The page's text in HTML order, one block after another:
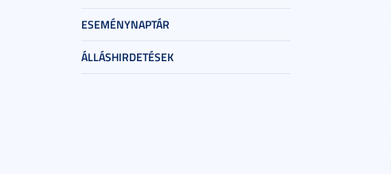
ESEMÉNYNAPTÁR
ÁLLÁSHIRDETÉSEK